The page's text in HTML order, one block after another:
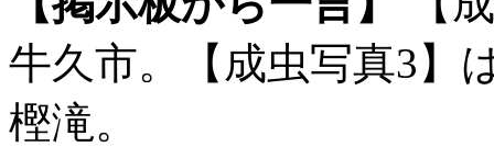
牛久市。【成虫写真3】
樫滝。